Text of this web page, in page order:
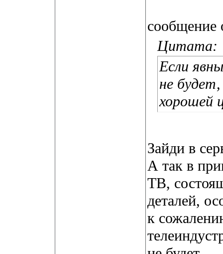
сообщение
Цитата:
Если
не
хорошей
Зайди в
А так в
ТВ,
деталей,
к